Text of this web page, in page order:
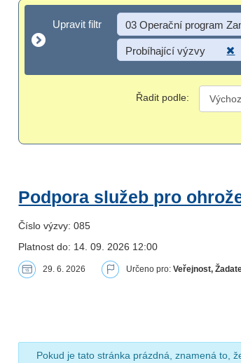
Upravit filtr
Upravit filtr 03 Operační program
Probíhající výzvy
Řadit podle:
Podpora služeb pro
Číslo výzvy: 085
Platnost do: 14. 09. 2026 12:00
29. 6. 2026 Určeno pro:Veřejnost,
Pokud je tato stránka prázdná, znamená to,